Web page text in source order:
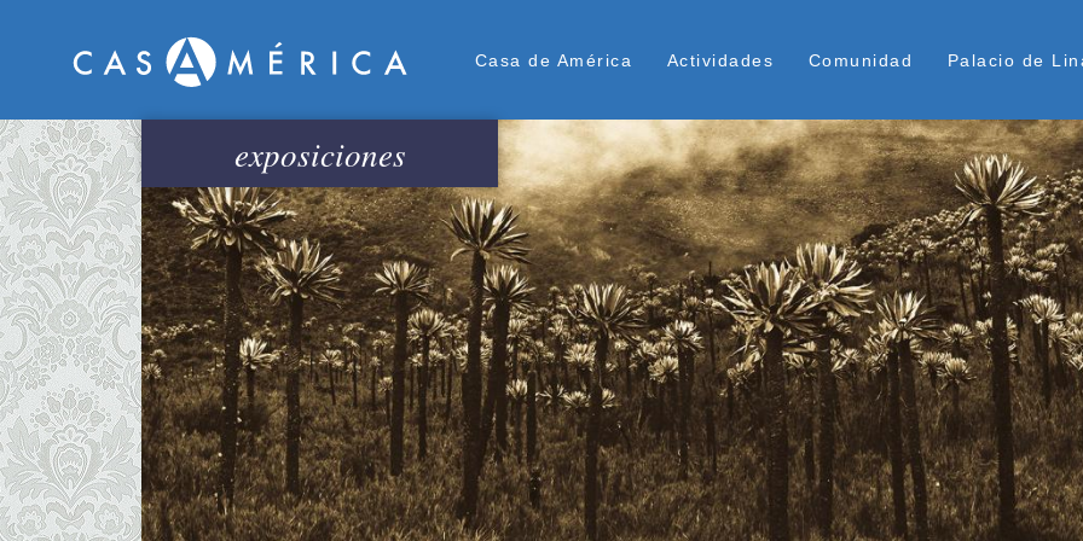
Menú Superior
Casa de América Actividades Comunidad Palacio de
exposiciones